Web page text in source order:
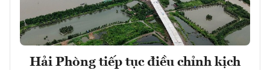
Hải Phòng tiếp tục điều chỉnh kịch